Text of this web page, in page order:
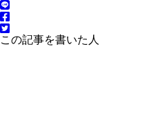
この記事を書いた人